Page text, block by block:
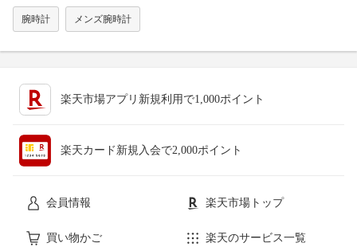
腕時計 メンズ腕時計
楽天市場アプリ新規利用で1,000ポイント
楽天カード新規入会で2,000ポイント
会員情報 楽天市場トップ
買い物かご 楽天のサービス一覧